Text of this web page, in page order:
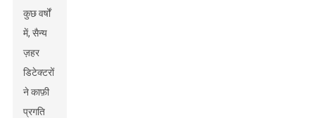
कुछ वर्षों
में, सैन्य
ज़हर
डिटेक्टरों
ने काफ़ी
प्रगति